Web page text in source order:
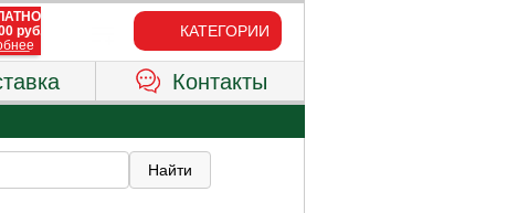
КАТЕГОРИИ
Контакты